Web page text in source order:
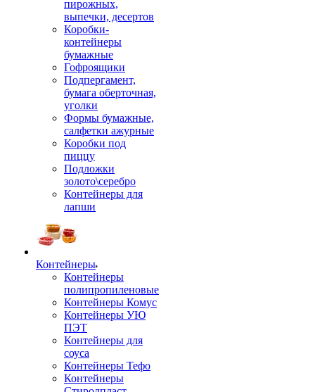
пирожных,
выпечки, десертов
Коробки-
контейнеры
бумажные
Гофроящики
Подпергамент,
бумага оберточная,
уголки
Формы бумажные,
салфетки ажурные
Коробки под
пиццу
Подложки
золото\серебро
Контейнеры для
лапши
Контейнеры
Контейнеры
полипропиленовые
Контейнеры Комус
Контейнеры УЮ
ПЭТ
Контейнеры для
соуса
Контейнеры Тефо
Контейнеры